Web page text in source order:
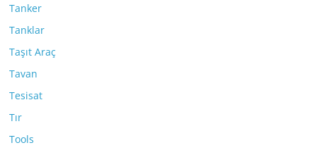
Tanker
Tanklar
Taşıt Araç
Tavan
Tesisat
Tır
Tools